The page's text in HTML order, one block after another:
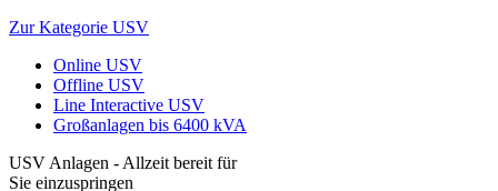
Zur Kategorie USV
Online USV
Offline USV
Line Interactive USV
Großanlagen bis 6400 kVA
USV Anlagen - Allzeit bereit für
Sie einzuspringen